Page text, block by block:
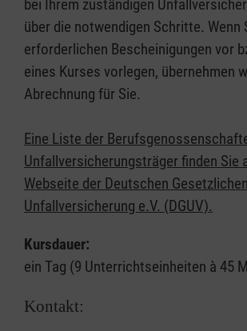
bei Ihrem zuständigen
über die notwendigen Schritte. Wenn
erforderlichen Bescheinigungen vor
eines Kurses vorlegen, übernehmen
Abrechnung für Sie.
Eine Liste der
Unfallversicherungsträger finden Sie
Webseite der Deutschen Gesetzlichen
Unfallversicherung e.V. (DGUV).
Kursdauer:
ein Tag (9 Unterrichtseinheiten à 45
Kontakt: